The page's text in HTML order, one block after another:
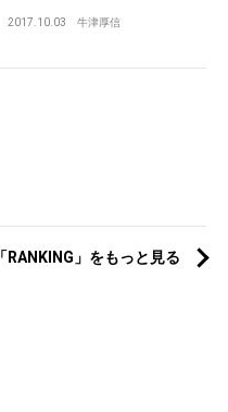
2017.10.03 牛津厚信
「RANKING」をもっと見る